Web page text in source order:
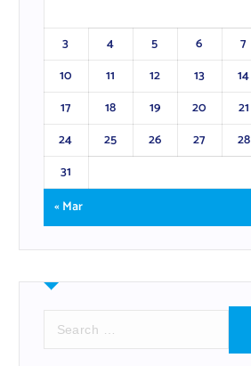
3
4 5 6 7
10
11 12 13 14
17
18 19 20 21
24
25 26 27 28
31
« Mar